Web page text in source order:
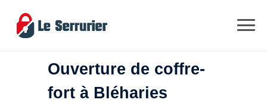
Ouverture de coffre-
fort à Bléharies